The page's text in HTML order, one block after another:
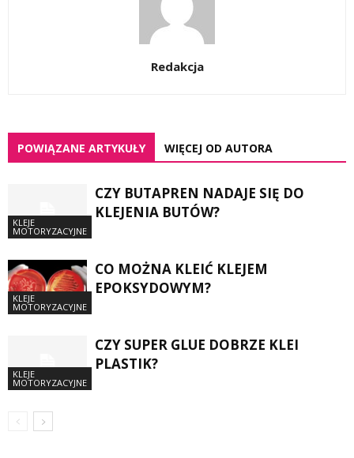
Redakcja
POWIĄZANE ARTYKUŁY WIĘCEJ OD AUTORA
KLEJE
MOTORYZACYJNE
CZY BUTAPREN NADAJE SIĘ DO
KLEJENIA BUTÓW?
KLEJE
MOTORYZACYJNE
CO MOŻNA KLEIĆ KLEJEM
EPOKSYDOWYM?
KLEJE
MOTORYZACYJNE
CZY SUPER GLUE DOBRZE KLEI
PLASTIK?